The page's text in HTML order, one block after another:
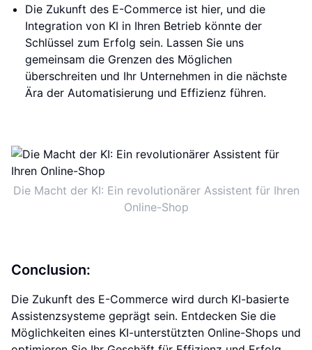
Die Zukunft des E-Commerce ist hier, und die
Integration von KI in Ihren Betrieb könnte der
Schlüssel zum Erfolg sein. Lassen Sie uns
gemeinsam die Grenzen des Möglichen
überschreiten und Ihr Unternehmen in die nächste
Ära der Automatisierung und Effizienz führen.
Die Macht der KI: Ein revolutionärer Assistent für Ihren
Online-Shop
Conclusion:
Die Zukunft des E-Commerce wird durch KI-basierte
Assistenzsysteme geprägt sein. Entdecken Sie die
Möglichkeiten eines KI-unterstützten Online-Shops und